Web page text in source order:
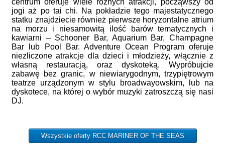
centrum oferuje wiele różnych atrakcji, począwszy od
jogi aż po tai chi. Na pokładzie tego majestatycznego
statku znajdziecie również pierwsze horyzontalne atrium
na morzu i niesamowitą ilość barów tematycznych i
kawiarni – Schooner Bar, Aquarium Bar, Champagne
Bar lub Pool Bar. Adventure Ocean Program oferuje
niezliczone atrakcje dla dzieci i młodzieży, włącznie z
własną restauracją, oraz dyskoteką. Wypróbujcie
zabawę bez granic, w niewiarygodnym, trzypiętrowym
teatrze urządzonym w stylu broadwayowskim, lub na
dyskotece, na której o wybór muzyki zatroszczą się nasi
DJ.
Wszystkie oferty RCC MARINER OF THE SEAS